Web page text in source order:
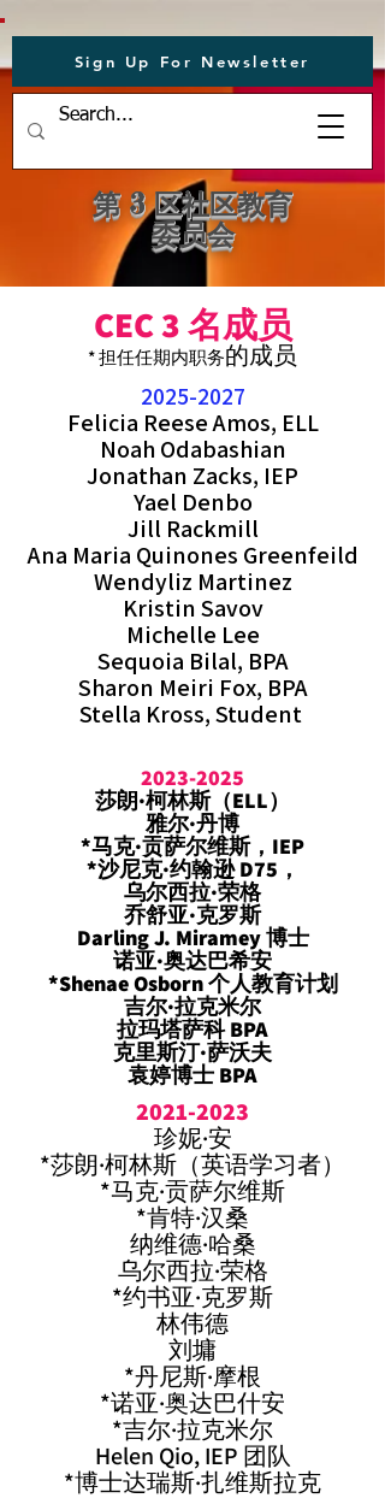
Sign Up For Newsletter
第 3 区社区教育
委员会
CEC 3 名成员
* 担任任期内职务的成员
2025-2027
Felicia Reese Amos, ELL
Noah Odabashian
Jonathan Zacks, IEP
Yael Denbo
Jill Rackmill
Ana Maria Quinones Greenfeild
Wendyliz Martinez
Kristin Savov
Michelle Lee
Sequoia Bilal, BPA
Sharon Meiri Fox, BPA
Stella Kross, Student
2023-2025
莎朗·柯林斯（ELL）
雅尔·丹博
*马克·贡萨尔维斯，IEP
*沙尼克·约翰逊 D75，
乌尔西拉·荣格
乔舒亚·克罗斯
Darling J. Miramey 博士
诺亚·奥达巴希安
*Shenae Osborn 个人教育计划
吉尔·拉克米尔
拉玛塔萨科 BPA
克里斯汀·萨沃夫
袁婷博士 BPA
2021-2023
珍妮·安
*莎朗·柯林斯（英语学习者）
*马克·贡萨尔维斯
*肯特·汉桑
纳维德·哈桑
乌尔西拉·荣格
*约书亚·克罗斯
林伟德
刘墉
*丹尼斯·摩根
*诺亚·奥达巴什安
*吉尔·拉克米尔
Helen Qio, IEP 团队
*博士达瑞斯·扎维斯拉克